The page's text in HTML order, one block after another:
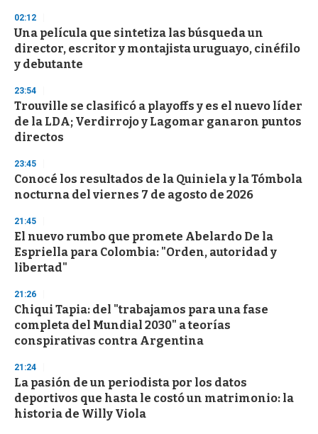
s
e
c
o
n
d
02:12
Una película que sintetiza las búsqueda un
director, escritor y montajista uruguayo, cinéfilo
y debutante
23:54
Trouville se clasificó a playoffs y es el nuevo líder
de la LDA; Verdirrojo y Lagomar ganaron puntos
directos
23:45
Conocé los resultados de la Quiniela y la Tómbola
nocturna del viernes 7 de agosto de 2026
21:45
El nuevo rumbo que promete Abelardo De la
Espriella para Colombia: "Orden, autoridad y
libertad"
21:26
Chiqui Tapia: del "trabajamos para una fase
completa del Mundial 2030" a teorías
conspirativas contra Argentina
21:24
La pasión de un periodista por los datos
deportivos que hasta le costó un matrimonio: la
historia de Willy Viola